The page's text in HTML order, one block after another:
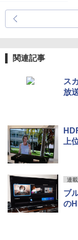
関連記事
ス
放
上
連載
ブ
の